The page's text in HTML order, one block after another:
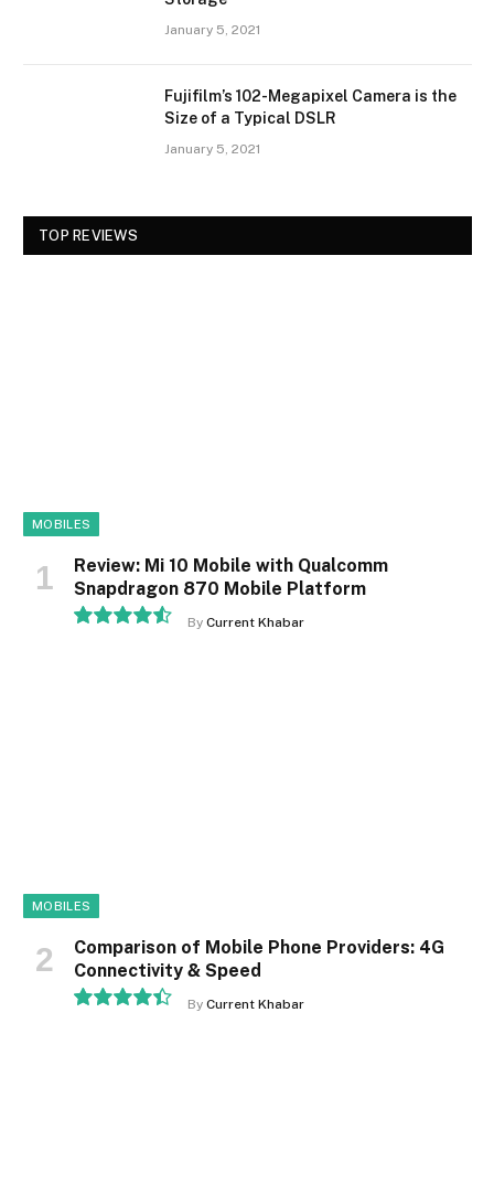
January 5, 2021
Fujifilm’s 102-Megapixel Camera is the
Size of a Typical DSLR
January 5, 2021
TOP REVIEWS
MOBILES
Review: Mi 10 Mobile with Qualcomm
Snapdragon 870 Mobile Platform
By Current Khabar
MOBILES
Comparison of Mobile Phone Providers: 4G
Connectivity & Speed
By Current Khabar